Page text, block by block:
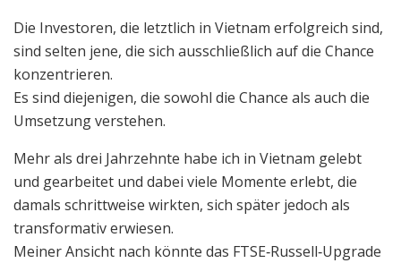
Die Investoren, die letztlich in Vietnam erfolgreich sind,
sind selten jene, die sich ausschließlich auf die Chance
konzentrieren.
Es sind diejenigen, die sowohl die Chance als auch die
Umsetzung verstehen.
Mehr als drei Jahrzehnte habe ich in Vietnam gelebt
und gearbeitet und dabei viele Momente erlebt, die
damals schrittweise wirkten, sich später jedoch als
transformativ erwiesen.
Meiner Ansicht nach könnte das FTSE‑Russell‑Upgrade